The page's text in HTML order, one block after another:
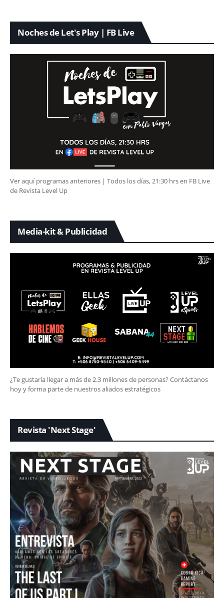
Noches de Let's Play | FB Live
Ver aquí programas anteriores | Todos los días, 21:30 hrs en FB Live
de Revista Level Up
Media-kit & Publicidad
¿Te gustaría llegar a más de 2.3 millones de personas? Contáctanos
hoy y forma parte de nuestros aliados estratégicos
Revista 'Next Stage'